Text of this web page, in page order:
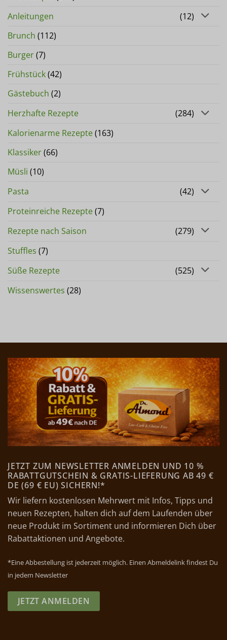
Anleitungen
(12)
Brunch (112)
Burger(7)
Frühstück(42)
Gästebuch (2)
Herzhafte Rezepte
(284)
Kalorienarme Rezepte(163)
Klassiker(66)
Müsli (10)
Pasta
(42)
Proteinreiche Rezepte(7)
Rezepte nach Saison
(279)
Stuffles (7)
Süße Rezepte
(525)
Wissenswertes (28)
JETZT ZUM NEWSLETTER ANMELDEN UND 10 %
RABATTGUTSCHEIN & GRATIS-LIEFERUNG AB 49 €
DE (69 € EU) SICHERN!*
Wir liefern kostenlosen Mehrwert mit Infos, Tipps und
neuen Rezepten, halten dich auf dem Laufenden über
neue Produkt im Sortiment und informieren Dich über
Rabattaktionen und Angebote.
*Eine Abbestellung ist jederzeit möglich. Einen Abmeldelink findest Du
in jedem Newsletter
JETZT ANMELDEN